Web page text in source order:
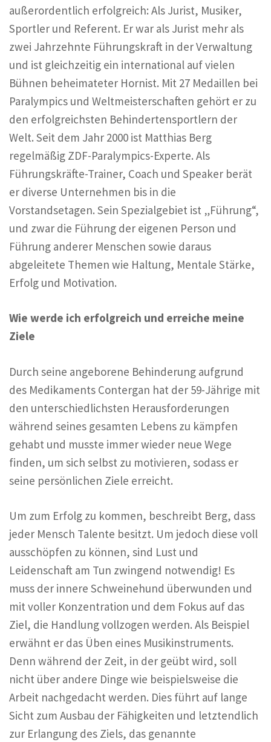
außerordentlich erfolgreich: Als Jurist, Musiker,
Sportler und Referent. Er war als Jurist mehr als
zwei Jahrzehnte Führungskraft in der Verwaltung
und ist gleichzeitig ein international auf vielen
Bühnen beheimateter Hornist. Mit 27 Medaillen bei
Paralympics und Weltmeisterschaften gehört er zu
den erfolgreichsten Behindertensportlern der
Welt. Seit dem Jahr 2000 ist Matthias Berg
regelmäßig ZDF-Paralympics-Experte. Als
Führungskräfte-Trainer, Coach und Speaker berät
er diverse Unternehmen bis in die
Vorstandsetagen. Sein Spezialgebiet ist „Führung“,
und zwar die Führung der eigenen Person und
Führung anderer Menschen sowie daraus
abgeleitete Themen wie Haltung, Mentale Stärke,
Erfolg und Motivation.
Wie werde ich erfolgreich und erreiche meine
Ziele
Durch seine angeborene Behinderung aufgrund
des Medikaments Contergan hat der 59-Jährige mit
den unterschiedlichsten Herausforderungen
während seines gesamten Lebens zu kämpfen
gehabt und musste immer wieder neue Wege
finden, um sich selbst zu motivieren, sodass er
seine persönlichen Ziele erreicht.
Um zum Erfolg zu kommen, beschreibt Berg, dass
jeder Mensch Talente besitzt. Um jedoch diese voll
ausschöpfen zu können, sind Lust und
Leidenschaft am Tun zwingend notwendig! Es
muss der innere Schweinehund überwunden und
mit voller Konzentration und dem Fokus auf das
Ziel, die Handlung vollzogen werden. Als Beispiel
erwähnt er das Üben eines Musikinstruments.
Denn während der Zeit, in der geübt wird, soll
nicht über andere Dinge wie beispielsweise die
Arbeit nachgedacht werden. Dies führt auf lange
Sicht zum Ausbau der Fähigkeiten und letztendlich
zur Erlangung des Ziels, das genannte